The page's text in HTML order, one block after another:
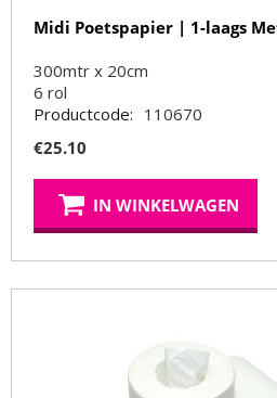
Midi Poetspapier | 1-laags
300mtr x 20cm
6 rol
Productcode: 110670
€25.10
IN WINKELWAGEN